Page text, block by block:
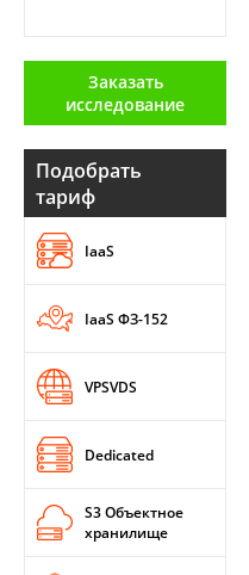
Аналитика
Конференции
Техника
издании
Вакансии
Контакты
Telegram
Заказать
исследование
Подобрать
тариф
IaaS
IaaS ФЗ-152
VPSVDS
Dedicated
S3 Объектное
хранилище